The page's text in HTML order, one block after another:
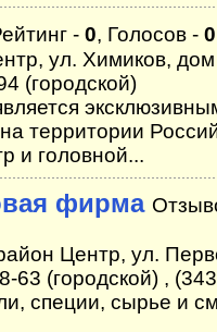
- 0, Голосов - 0
ул. Химиков,
(городской)
территории
и головной...
фирма
Центр, ул.
63 (городской) ,
специи, сырье и